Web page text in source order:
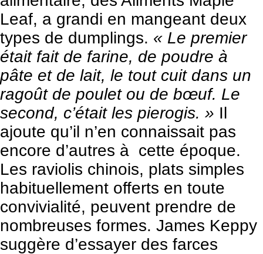
Leaf, a grandi en mangeant deux
types de dumplings. « Le premier
était fait de farine, de poudre à
pâte et de lait, le tout cuit dans un
ragoût de poulet ou de bœuf. Le
second, c’était les pierogis. » Il
ajoute qu’il n’en connaissait pas
encore d’autres à cette époque.
Les raviolis chinois, plats simples
habituellement offerts en toute
convivialité, peuvent prendre de
nombreuses formes. James Keppy
suggère d’essayer des farces